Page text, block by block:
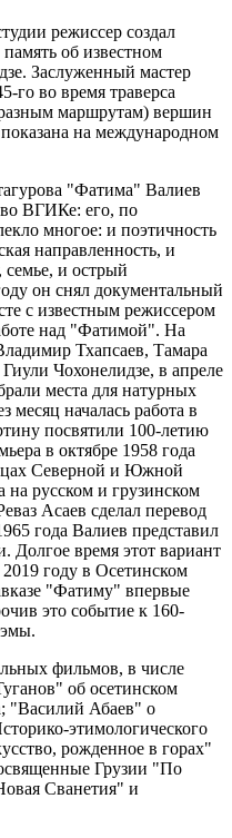
режиссер создал
об известном
Заслуженный мастер
го во время траверса
маршрутам) вершин
на международном
"Фатима" Валиев
ВГИКе: его, по
многое: и поэтичность
направленность, и
семье, и острый
он снял документальный
с известным режиссером
над "Фатимой". На
Тхапсаев, Тамара
Чохонелидзе, в апреле
места для натурных
месяц началась работа в
посвятили 100-летию
в октябре 1958 года
Северной и Южной
русском и грузинском
Асаев сделал перевод
года Валиев представил
время этот вариант
году в Осетинском
"Фатиму" впервые
это событие к 160-
фильмов, в числе
об осетинском
"Василий Абаев" о
этимологического
рожденное в горах"
Грузии "По
Сванетия" и